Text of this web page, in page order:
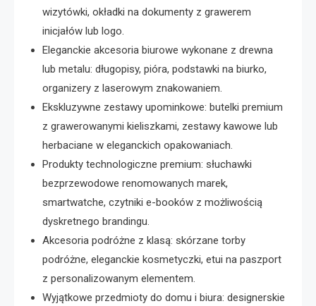
wizytówki, okładki na dokumenty z grawerem
inicjałów lub logo.
Eleganckie akcesoria biurowe wykonane z drewna
lub metalu: długopisy, pióra, podstawki na biurko,
organizery z laserowym znakowaniem.
Ekskluzywne zestawy upominkowe: butelki premium
z grawerowanymi kieliszkami, zestawy kawowe lub
herbaciane w eleganckich opakowaniach.
Produkty technologiczne premium: słuchawki
bezprzewodowe renomowanych marek,
smartwatche, czytniki e-booków z możliwością
dyskretnego brandingu.
Akcesoria podróżne z klasą: skórzane torby
podróżne, eleganckie kosmetyczki, etui na paszport
z personalizowanym elementem.
Wyjątkowe przedmioty do domu i biura: designerskie